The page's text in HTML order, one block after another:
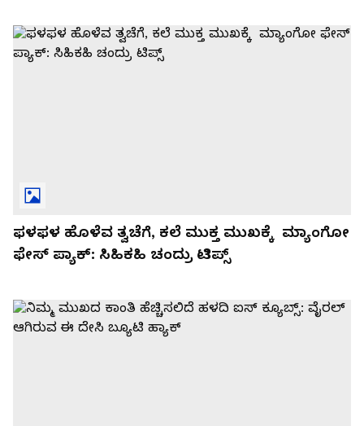
ಫಳಫಳ ಹೊಳೆವ ತ್ವಚೆಗೆ, ಕಲೆ ಮುಕ್ತ ಮುಖಕ್ಕೆ ​ ಮ್ಯಾಂಗೋ
ಫೇಸ್​ ಪ್ಯಾಕ್​: ಸಿಹಿಕಹಿ ಚಂದ್ರು ಟಿಪ್ಸ್​